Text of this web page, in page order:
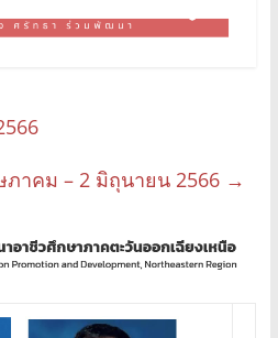
ภาคม – 2 มิถุนายน 2566 →